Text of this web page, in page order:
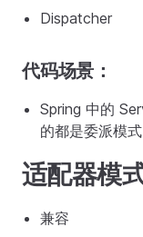
Dispatcher
代码场景：
Spring 中的
的都是委派模式
适配器模
兼容